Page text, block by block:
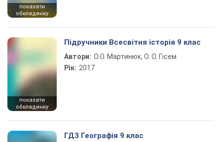
показати
обкладинку
показати
обкладинку
Підручники Всесвітня історія 9 клас
Автори: О.О. Мартинюк, О. О. Гісем
Рік: 2017
ГДЗ Географія 9 клас